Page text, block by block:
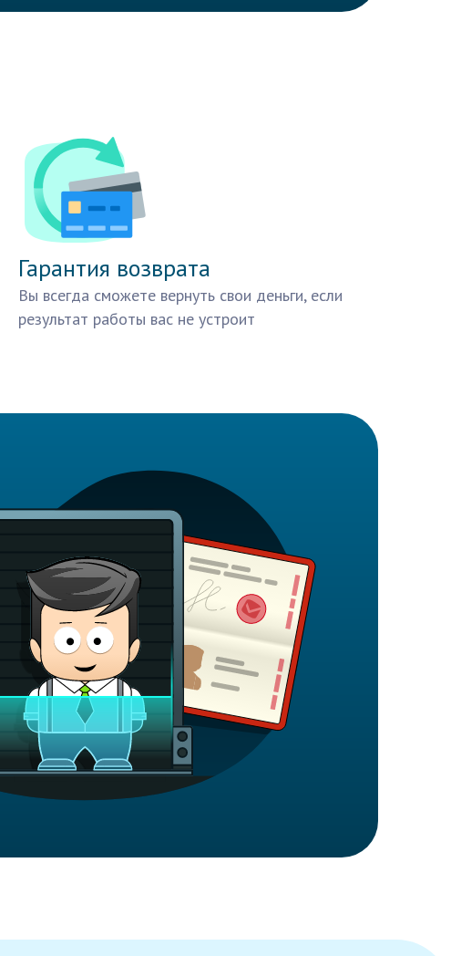
Гарантия возврата
Вы всегда сможете вернуть свои деньги, если
результат работы вас не устроит